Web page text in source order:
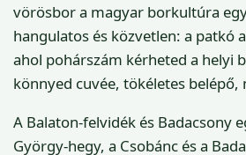
vörösbor a magyar borkultúra
hangulatos és közvetlen: a patkó
ahol pohárszám kérheted a helyi
könnyed cuvée, tökéletes
A Balaton-felvidék és Badacsony
György-hegy, a Csobánc és a